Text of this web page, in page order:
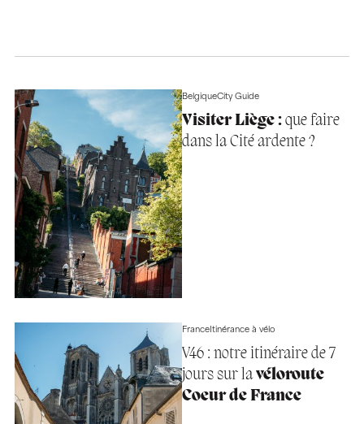
BelgiqueCity Guide
Visiter Liège :que faire
dans la Cité ardente ?
FranceItinérance à vélo
V46 : notre itinéraire de 7
jours sur lavéloroute
Coeur de France